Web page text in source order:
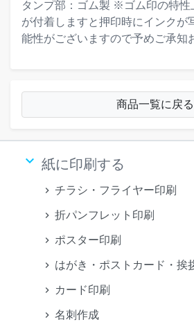
タンプ部：ゴム製 ※ゴム印の特性
が付着しますと押印時にインクが
能性がございますので予めご承知
商品一覧に戻る
keyboard_arrow_down 紙に印刷する
チラシ・フライヤー印刷
折パンフレット印刷
ポスター印刷
はがき・ポストカード・挨
カード印刷
名刺作成